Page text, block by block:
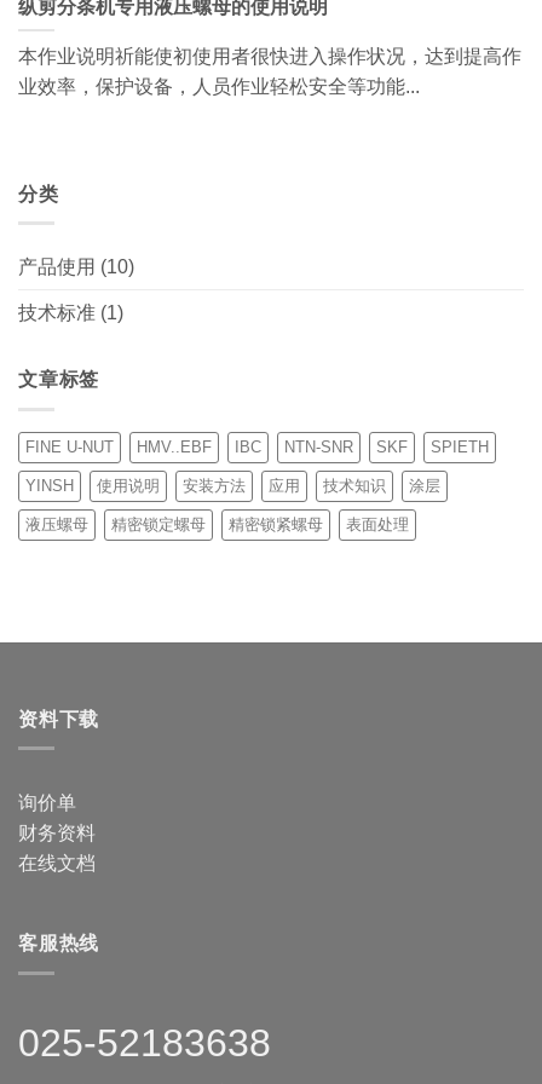
纵剪分条机专用液压螺母的使用说明
本作业说明祈能使初使用者很快进入操作状况，达到提高作
业效率，保护设备，人员作业轻松安全等功能...
分类
产品使用 (10)
技术标准 (1)
文章标签
FINE U-NUT HMV..EBF IBC NTN-SNR SKF SPIETH
YINSH 使用说明 安装方法 应用 技术知识 涂层
液压螺母 精密锁定螺母 精密锁紧螺母 表面处理
资料下载
询价单
财务资料
在线文档
客服热线
025-52183638